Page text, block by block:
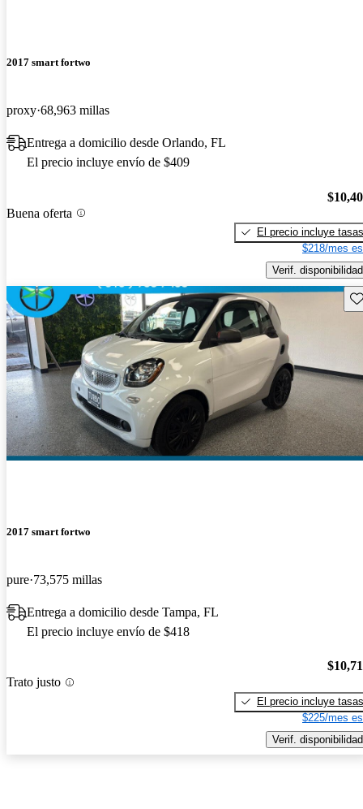
2017 smart fortwo
proxy 68,963 millas
Entrega a domicilio desde Orlando, FL
El precio incluye envío de $409
Buena oferta
El precio incluye tasas
$218/mes
Verif. disponibilidad
2017 smart fortwo
pure 73,575 millas
Entrega a domicilio desde Tampa, FL
El precio incluye envío de $418
Trato justo
El precio incluye tasas
$225/mes
Verif. disponibilidad